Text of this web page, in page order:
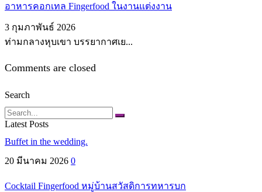
อาหารคอกเทล Fingerfood ในงานแต่งงาน
3 กุมภาพันธ์ 2026
ท่ามกลางหุบเขา บรรยากาศเย...
Comments are closed
Search
Search
Latest Posts
Buffet in the wedding.
20 มีนาคม 2026 0
Cocktail Fingerfood หมู่บ้านสวัสดิการทหารบก